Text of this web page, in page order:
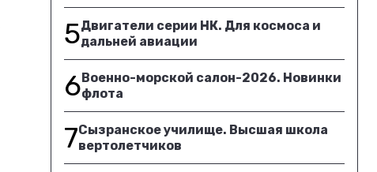
5Двигатели серии НК. Для космоса и
дальней авиации
6Военно-морской салон-2026. Новинки
флота
7Сызранское училище. Высшая школа
вертолетчиков